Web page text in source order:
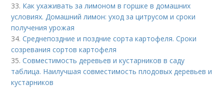
33. Как ухаживать за лимоном в горшке в домашних
условиях. Домашний лимон: уход за цитрусом и сроки
получения урожая
34.Среднепоздние и поздние сорта картофеля. Сроки
созревания сортов картофеля
35.Совместимость деревьев и кустарников в саду
таблица. Наилучшая совместимость плодовых деревьев и
кустарников